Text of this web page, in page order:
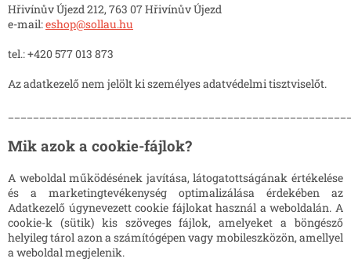
Hřivínův Újezd 212, 763 07 Hřivínův Újezd
e-mail:eshop@sollau.hu
tel.: +420 577 013 873
Az adatkezelő nem jelölt ki személyes adatvédelmi tisztviselőt.
Mik azok a cookie-fájlok?
A weboldal működésének javítása, látogatottságának értékelése
és a marketingtevékenység optimalizálása érdekében az
Adatkezelő úgynevezett cookie fájlokat használ a weboldalán. A
cookie-k (sütik) kis szöveges fájlok, amelyeket a böngésző
helyileg tárol azon a számítógépen vagy mobileszközön, amellyel
a weboldal megjelenik.